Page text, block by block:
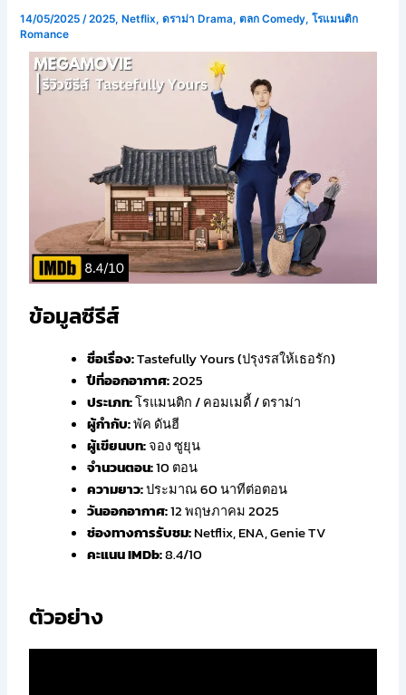
14/05/2025/2025, Netflix,ดราม่า Drama,ตลก Comedy,โรแมนติก
Romance
ข้อมูลซีรีส์
ชื่อเรื่อง:Tastefully Yours (ปรุงรสให้เธอรัก)
ปีที่ออกอากาศ:2025
ประเภท:โรแมนติก / คอมเมดี้ / ดราม่า
ผู้กำกับ:พัค ดันฮี
ผู้เขียนบท:จอง ซูยุน
จำนวนตอน:10 ตอน
ความยาว:ประมาณ 60 นาทีต่อตอน
วันออกอากาศ:12 พฤษภาคม 2025
ช่องทางการรับชม:Netflix, ENA, Genie TV
คะแนน IMDb:8.4/10
ตัวอย่าง